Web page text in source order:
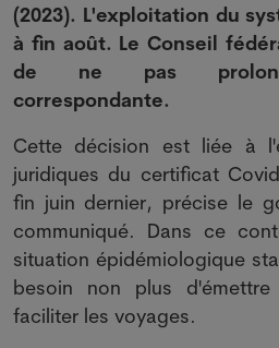
(2023). L'exploitation du
à fin août. Le Conseil
de ne pas
correspondante.
Cette décision est liée à
juridiques du certificat
fin juin dernier, précise le
communiqué. Dans ce
situation épidémiologique
besoin non plus
faciliter les voyages.